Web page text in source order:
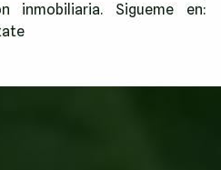
inmobiliaria. Sigueme en: